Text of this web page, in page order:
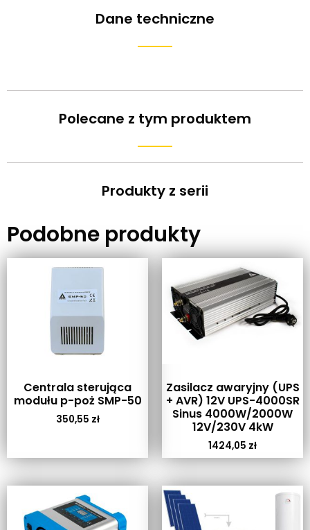
Dane techniczne
Polecane z tym produktem
Produkty z serii
Podobne produkty
Centrala sterująca
modułu p-poż SMP-50
350,55 zł
Zasilacz awaryjny (UPS
+ AVR) 12V UPS-4000SR
Sinus 4000W/2000W
12V/230V 4kW
1424,05 zł